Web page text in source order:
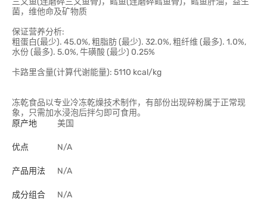
菌，维他命及矿物质
保证营养分析:
粗蛋白(最少). 45.0%, 粗脂肪 (最少). 32.0%, 粗纤维 (最多). 1.0%,
水份 (最多). 5.0%, 牛磺酸 (最少) 0.25%
卡路里含量(计算代谢能量): 5110 kcal/kg
冻乾食品以专业冷冻乾燥技术制作，有部份出现碎粉属于正常现
象，只需加水浸泡后拌匀即可食用。
原产地
美国
优点 N/A
产品用法 N/A
成分组合 N/A